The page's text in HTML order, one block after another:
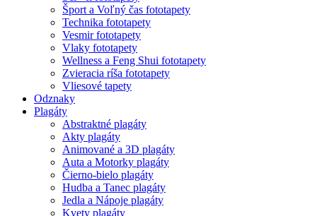
Šport a Voľný čas fototapety
Technika fototapety
Vesmir fototapety
Vlaky fototapety
Wellness a Feng Shui fototapety
Zvieracia ríša fototapety
Vliesové tapety
Odznaky
Plagáty
Abstraktné plagáty
Akty plagáty
Animované a 3D plagáty
Auta a Motorky plagáty
Čierno-bielo plagáty
Hudba a Tanec plagáty
Jedla a Nápoje plagáty
Kvety plagáty